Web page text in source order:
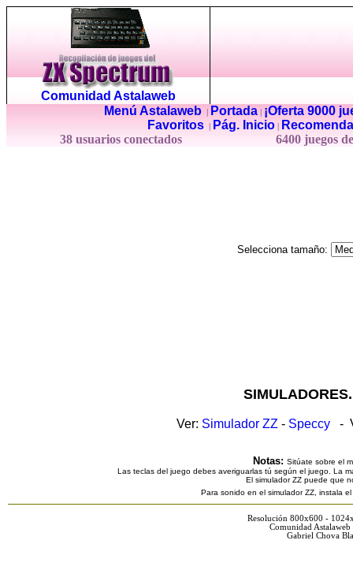
Comunidad Astalaweb
Menú Astalaweb| Portada|
¡Oferta 9000
Favoritos
Pág. Inicio
38 usuarios conectados
6400 juegos
Selecciona tamaño:
Ver: Simulador ZZ - Speccy -
Notas: Sitúate sobre el
Las teclas del juego debes averiguarlas tú según el juego. La
El simulador ZZ puede que
Para sonido en el simulador ZZ, instala
Resolución 800x600 -
Comunidad
Gabriel Chova